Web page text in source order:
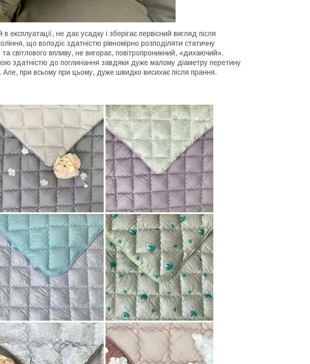
експлуатації, не дає усадку і зберігає первісний вигляд після
що володіє здатністю рівномірно розподіляти статичну
світлового впливу, не вигорає, повітропроникний, «дихаючий».
здатністю до поглинання завдяки дуже малому діаметру перетину
Але, при всьому при цьому, дуже швидко висихає після прання.